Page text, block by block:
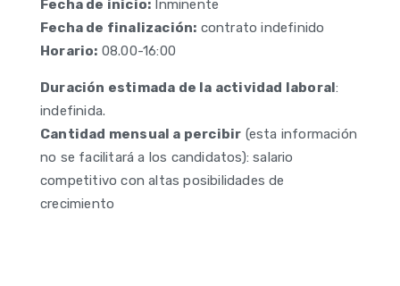
Fecha de inicio: Inminente
Fecha de finalización: contrato indefinido
Horario: 08.00-16:00
Duración estimada de la actividad laboral:
indefinida.
Cantidad mensual a percibir (esta información
no se facilitará a los candidatos): salario
competitivo con altas posibilidades de
crecimiento